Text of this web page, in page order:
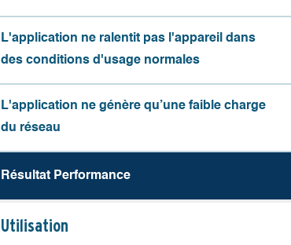
L'application ne ralentit pas l'appareil dans
des conditions d'usage normales
L'application ne génère qu’une faible charge
du réseau
Résultat Performance
Utilisation